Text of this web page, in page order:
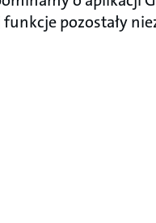
pozostały